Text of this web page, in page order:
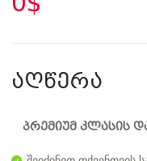
აღწერა
პრემიუმ კლასის